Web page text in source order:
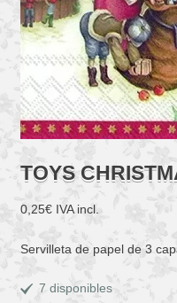
TOYS
0,25€ IVA incl.
Servilleta de papel de 3
7 disponibles